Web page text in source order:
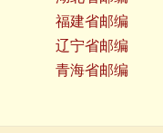
福建省邮编
辽宁省邮编
青海省邮编